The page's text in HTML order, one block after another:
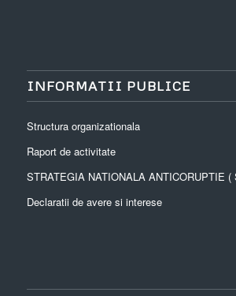
INFORMATII PUBLICE
Structura organizationala
Raport de activitate
STRATEGIA NATIONALA ANTICORUPTIE (
Declaratii de avere si interese